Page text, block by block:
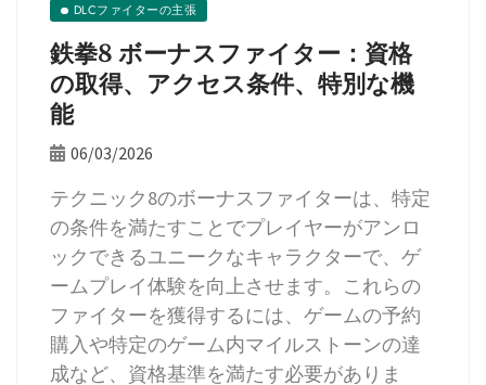
DLCファイターの主張
鉄拳8 ボーナスファイター：資格
の取得、アクセス条件、特別な機
能
06/03/2026
テクニック8のボーナスファイターは、特定
の条件を満たすことでプレイヤーがアンロ
ックできるユニークなキャラクターで、ゲ
ームプレイ体験を向上させます。これらの
ファイターを獲得するには、ゲームの予約
購入や特定のゲーム内マイルストーンの達
成など、資格基準を満たす必要がありま